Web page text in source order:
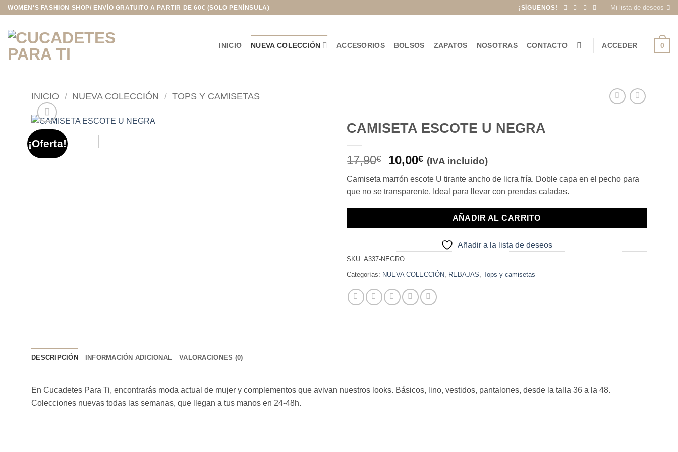
Saltar
contenido
WOMEN'S FASHION SHOP/ ENVÍO GRATUITO A PARTIR DE 60€ (SOLO PENÍNSULA) ¡SÍGUENOS! Mi lista de deseos
INICIO NUEVA COLECCIÓN ACCESORIOS BOLSOS ZAPATOS NOSOTRAS CONTACTO ACCEDER 0
INICIO / NUEVA COLECCIÓN / TOPS Y CAMISETAS
¡Oferta!
CAMISETA ESCOTE U NEGRA
17,90€
El
precio
original
era:
17,90€.
10,00€El
actual
es:
10,00€.
(IVA incluido)
Camiseta marrón escote U tirante ancho de licra fría. Doble capa en el pecho para
que no se transparente. Ideal para llevar con prendas caladas.
AÑADIR AL CARRITO
Añadir a la lista de deseos
SKU: A337-NEGRO
Categorías: NUEVA COLECCIÓN REBAJAS Tops y camisetas
DESCRIPCIÓN INFORMACIÓN ADICIONAL VALORACIONES (0)
En Cucadetes Para Ti, encontrarás moda actual de mujer y complementos que avivan nuestros looks. Básicos, lino, vestidos, pantalones, desde la talla 36 a la 48.
Colecciones nuevas todas las semanas, que llegan a tus manos en 24-48h.